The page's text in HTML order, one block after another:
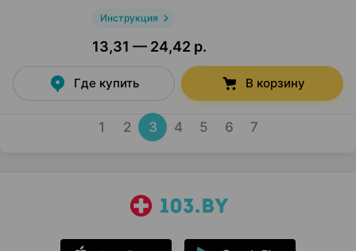
Инструкция
13,31 — 24,42 р.
Где купить В корзину
1 2 3 4 5 6 7